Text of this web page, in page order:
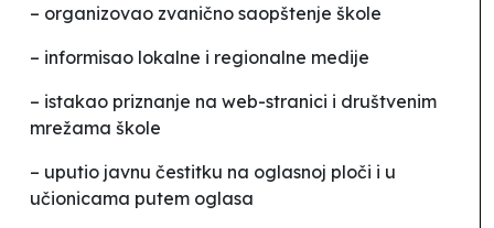
– organizovao zvanično saopštenje škole
– informisao lokalne i regionalne medije
– istakao priznanje na web-stranici i društvenim
mrežama škole
– uputio javnu čestitku na oglasnoj ploči i u
učionicama putem oglasa